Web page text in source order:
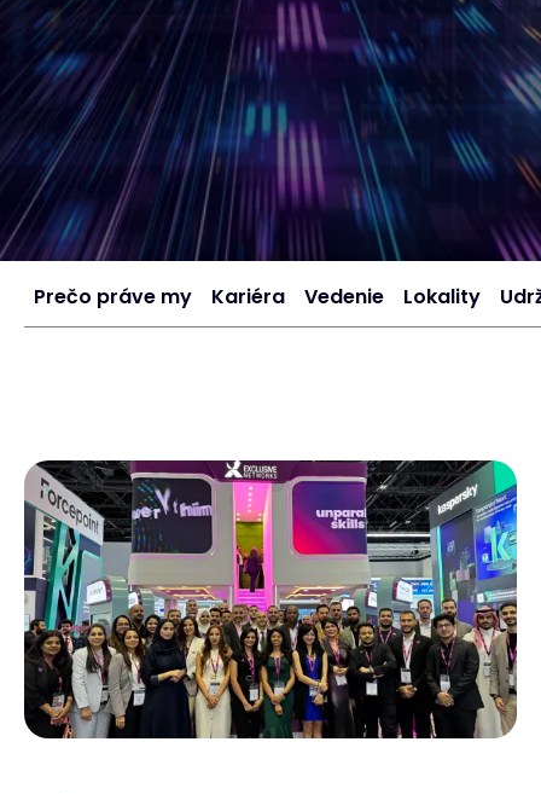
Prečo práve my Kariéra Vedenie Lokality